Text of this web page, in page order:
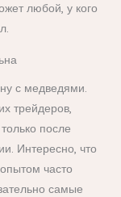
любой, у кого
с медведями.
трейдеров,
после
Интересно, что
часто
самые